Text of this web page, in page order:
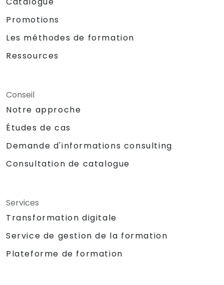
Promotions
Les méthodes de formation
Ressources
Conseil
Notre approche
Études de cas
Demande d'informations consulting
Consultation de catalogue
Services
Transformation digitale
Service de gestion de la formation
Plateforme de formation